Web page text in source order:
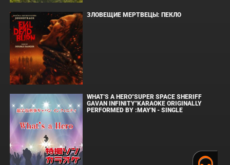
ЗЛОВЕЩИЕ МЕРТВЕЦЫ: ПЕКЛО
WHAT'S A HERO"SUPER SPACE SHERIFF
GAVAN INFINITY"KARAOKE ORIGINALLY
PERFORMED BY :MAY'N - SINGLE